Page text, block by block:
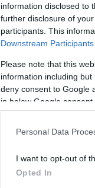
information disclosed to
further disclosure of
participants. This
Downstream Participants
Please note that this
information including
deny consent to Google
in below Google consent
Personal Data
I want to opt-out of
Opted In